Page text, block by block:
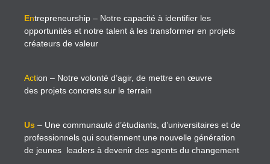
Entrepreneurship – Notre capacité à identifier les
opportunités et notre talent à les transformer en projets
créateurs de valeur
Action – Notre volonté d’agir, de mettre en œuvre
des projets concrets sur le terrain
Us – Une communauté d’étudiants, d’universitaires et de
professionnels qui soutiennent une nouvelle génération
de jeunes leaders à devenir des agents du changement